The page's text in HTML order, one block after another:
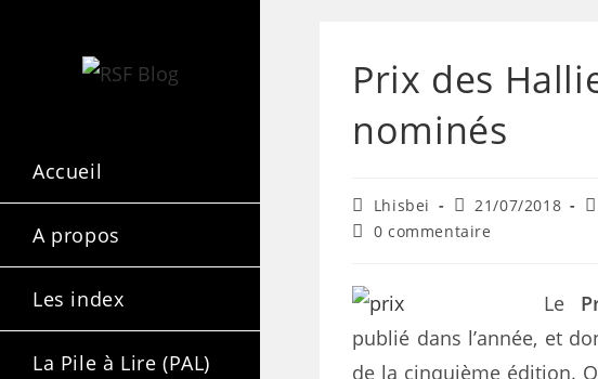
Accueil
A propos
Les index
La Pile à Lire (PAL)
Prix des
nominés
Lhisbei 21/07/2018
0 commentaire
Le
publié dans l’année, et
de la cinquième édition.